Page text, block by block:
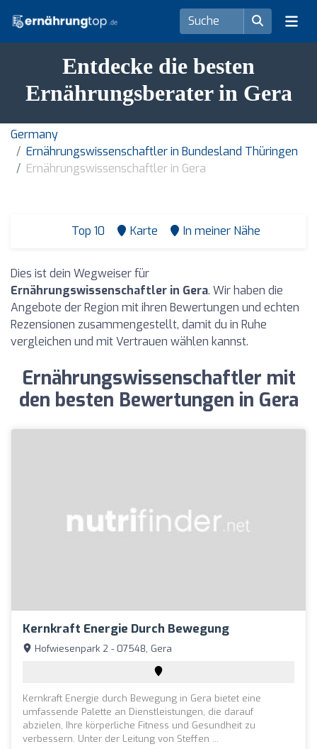
Entdecke die besten
Ernährungsberater in Gera
Germany
Ernährungswissenschaftler in Bundesland Thüringen
Ernährungswissenschaftler in Gera
Top 10 Karte In meiner Nähe
Dies ist dein Wegweiser für
Ernährungswissenschaftler in Gera. Wir haben die
Angebote der Region mit ihren Bewertungen und echten
Rezensionen zusammengestellt, damit du in Ruhe
vergleichen und mit Vertrauen wählen kannst.
Ernährungswissenschaftler mit
den besten Bewertungen in Gera
Kernkraft Energie Durch Bewegung
Hofwiesenpark 2 - 07548, Gera
Kernkraft Energie durch Bewegung in Gera bietet eine
umfassende Palette an Dienstleistungen, die darauf
abzielen, Ihre körperliche Fitness und Gesundheit zu
verbessern. Unter der Leitung von Steffen ...